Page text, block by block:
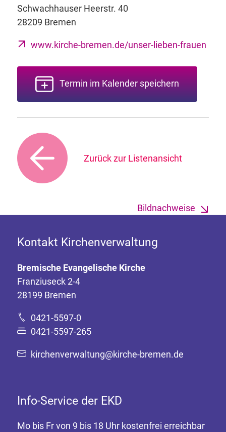
Schwachhauser Heerstr. 40
28209 Bremen
www.kirche-bremen.de/unser-lieben-frauen
Termin im Kalender speichern
Zurück zur Listenansicht
Bildnachweise
Kontakt Kirchenverwaltung
Bremische Evangelische Kirche
Franziuseck 2-4
28199 Bremen
0421-5597-0
0421-5597-265
kirchenverwaltung@kirche-bremen.de
Info-Service der EKD
Mo bis Fr von 9 bis 18 Uhr kostenfrei erreichbar